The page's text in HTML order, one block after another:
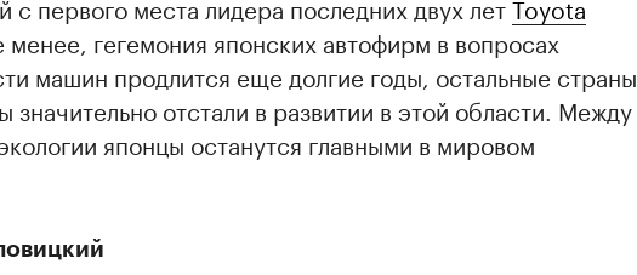
с первого места лидера последних двух летToyota
менее, гегемония японских автофирм в вопросах
машин продлится еще долгие годы, остальные страны
значительно отстали в развитии в этой области. Между
японцы останутся главными в мировом